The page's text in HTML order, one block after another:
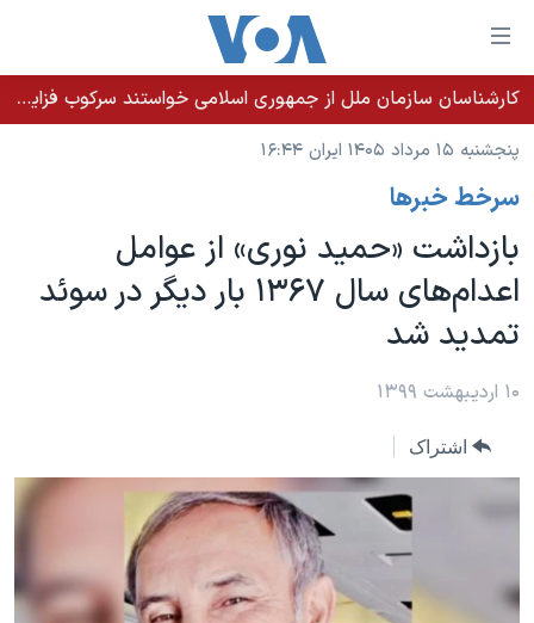
لینکهای
قابل
دسترسی
جهش
محتوای
اصلی
جهش
به
صفحه
جهش
خانه
نسخه سبک وب‌سایت
موضوع ها
ایران
آمریکا
جهان
ورزشی
فرهنگ و زندگی
حقوق شهروندی
برنامه های تلویزیونی
جدول برنامه ها
صفحه‌های ویژه
جام جهانی ۲۰۲۶
بایگانی برنامه‌های تلویزیونی
انتخابات ریاست جمهوری آمریکا ۲۰۲۴
فرکانس‌های صدای آمریکا
پخش رادیویی
یادگیری زبان انگلیسی
کارشناسان سازمان ملل از جمهوری اسلامی خواستند سرکوب فزاینده اقلیت‌های قومی را متوقف کند
پنجشنبه ۱۵ مرداد ۱۴۰۵ ایران ۱۶:۴۴
سرخط خبرها
بازداشت «حمید نوری» از عوامل
اعدام‌های سال ۱۳۶۷ بار دیگر در سوئد
تمدید شد
۱۰ اردیبهشت ۱۳۹۹
اشتراک